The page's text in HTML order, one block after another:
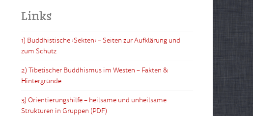
Links
1) Buddhistische ›Sekten‹ – Seiten zur Aufklärung und
zum Schutz
2) Tibetischer Buddhismus im Westen – Fakten &
Hintergründe
3) Orientierungshilfe – heilsame und unheilsame
Strukturen in Gruppen (PDF)